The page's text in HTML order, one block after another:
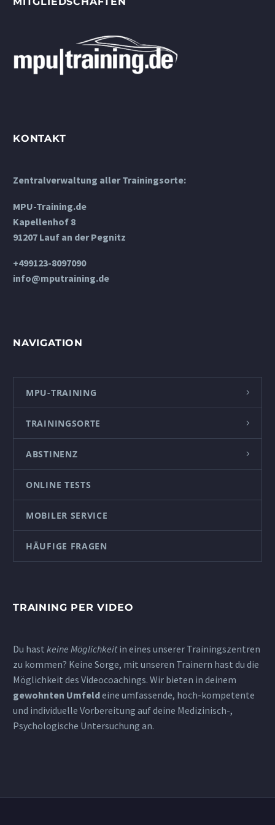
KONTAKT
Zentralverwaltung aller Trainingsorte:
MPU-Training.de
Kapellenhof 8
91207 Lauf an der Pegnitz
+499123-8097090
info@mputraining.de
NAVIGATION
MPU-TRAINING
TRAININGSORTE
ABSTINENZ
ONLINE TESTS
MOBILER SERVICE
HÄUFIGE FRAGEN
TRAINING PER VIDEO
Du hast keine Möglichkeitin eines unserer Trainingszentren
zu kommen? Keine Sorge, mit unseren Trainern hast du die
Möglichkeit des Videocoachings. Wir bieten in deinem
gewohnten Umfeldeine umfassende, hoch-kompetente
und individuelle Vorbereitung auf deine Medizinisch-,
Psychologische Untersuchung an.